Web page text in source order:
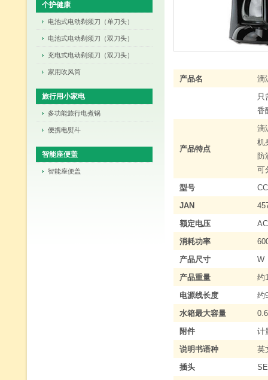
个护健康
电池式电动剃须刀（单刀头）
电池式电动剃须刀（双刀头）
充电式电动剃须刀（双刀头）
家用吹风筒
旅行用小家电
多功能旅行电煮锅
便携电熨斗
智能座便盖
智能座便盖
产品名
滴
只
香
产品特点
滴
机
防
可
型号
JAN
额定电压
消耗功率
产品尺寸
W
产品重量
约
电源线长度
约
水箱最大容量
附件
计
说明书语种
英
插头